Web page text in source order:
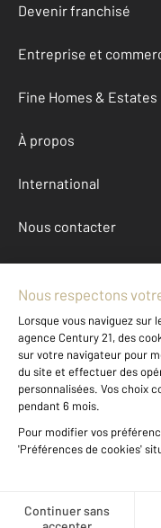
Devenir franchisé
Entreprise et
Fine Homes & Estates
À propos
International
Nous contacter
Mentions légales
Achat maison